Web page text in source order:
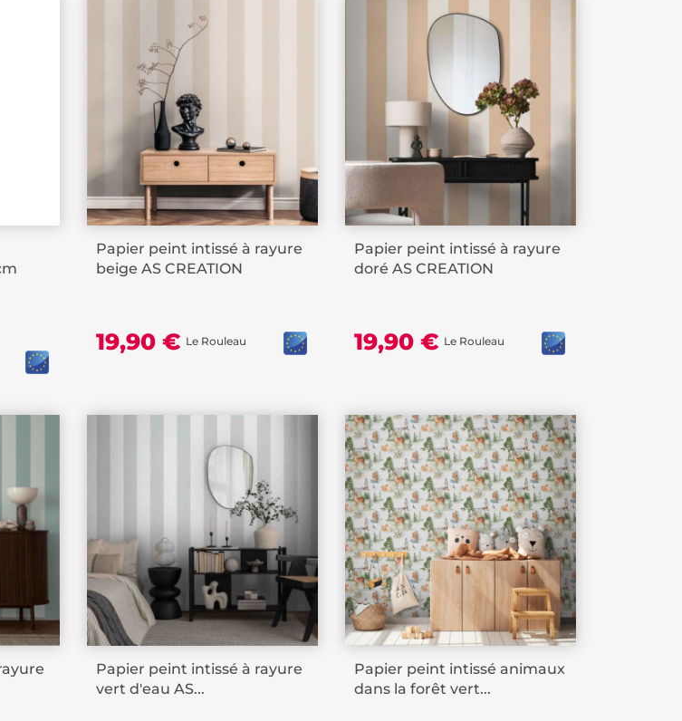
Papier peint intissé à rayure
beige AS CREATION
19,90 € Le Rouleau
Papier peint intissé à rayure
doré AS CREATION
19,90 € Le Rouleau
Papier peint intissé à rayure
vert d'eau AS...
Papier peint intissé animaux
dans la forêt vert...